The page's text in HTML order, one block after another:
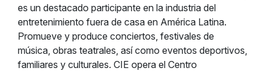
es un destacado participante en la industria del
entretenimiento fuera de casa en América Latina.
Promueve y produce conciertos, festivales de
música, obras teatrales, así como eventos deportivos,
familiares y culturales. CIE opera el Centro